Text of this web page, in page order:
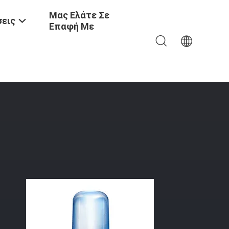
Μας Ελάτε Σε
Επαφή Με